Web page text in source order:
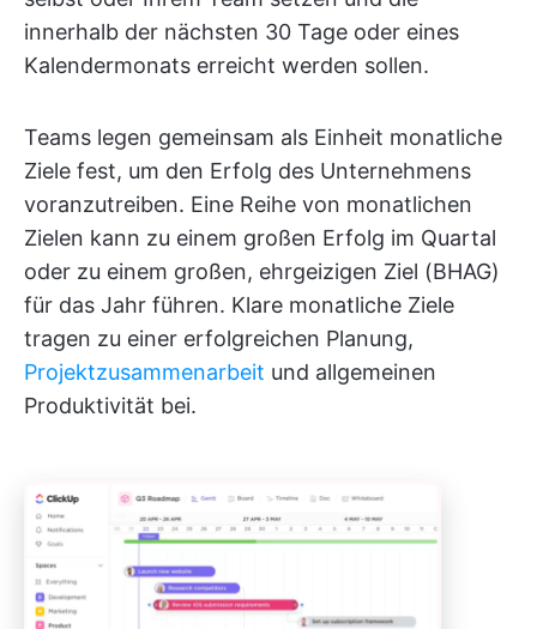
innerhalb der nächsten 30 Tage oder eines
Kalendermonats erreicht werden sollen.
Teams legen gemeinsam als Einheit monatliche
Ziele fest, um den Erfolg des Unternehmens
voranzutreiben. Eine Reihe von monatlichen
Zielen kann zu einem großen Erfolg im Quartal
oder zu einem großen, ehrgeizigen Ziel (BHAG)
für das Jahr führen. Klare monatliche Ziele
tragen zu einer erfolgreichen Planung,
Projektzusammenarbeit und allgemeinen
Produktivität bei.